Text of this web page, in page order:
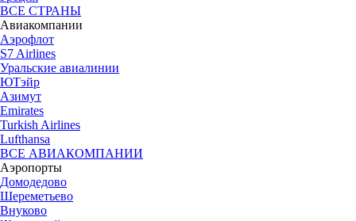
ВСЕ СТРАНЫ
Авиакомпании
Аэрофлот
S7 Airlines
Уральские авиалинии
ЮТэйр
Азимут
Emirates
Turkish Airlines
Lufthansa
ВСЕ АВИАКОМПАНИИ
Аэропорты
Домодедово
Шереметьево
Внуково